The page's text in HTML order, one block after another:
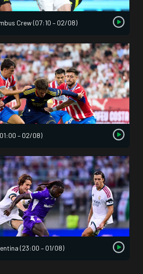
Crew (07:10 – 02/08)
– 02/08)
(23:00 – 01/08)